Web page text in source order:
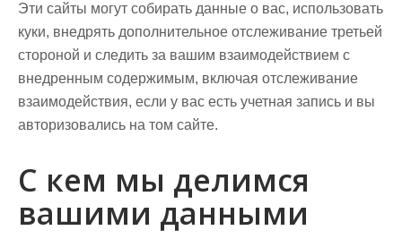
Эти сайты могут собирать данные о вас, использовать
куки, внедрять дополнительное отслеживание третьей
стороной и следить за вашим взаимодействием с
внедренным содержимым, включая отслеживание
взаимодействия, если у вас есть учетная запись и вы
авторизовались на том сайте.
С кем мы делимся
вашими данными